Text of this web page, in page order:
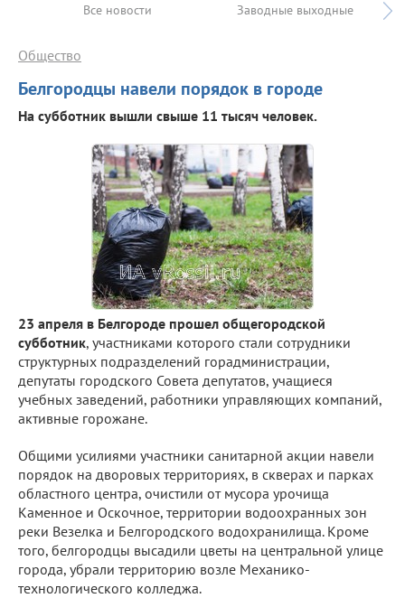
Все новости Заводные выходные
Белгородцы навели порядок в городе
Общество
На субботник вышли свыше 11 тысяч человек.
23 апреля в Белгороде прошел общегородской
субботник, участниками которого стали сотрудники
структурных подразделений горадминистрации,
депутаты городского Совета депутатов, учащиеся
учебных заведений, работники управляющих компаний,
активные горожане.
Общими усилиями участники санитарной акции навели
порядок на дворовых территориях, в скверах и парках
областного центра, очистили от мусора урочища
Каменное и Оскочное, территории водоохранных зон
реки Везелка и Белгородского водохранилища. Кроме
того, белгородцы высадили цветы на центральной улице
города, убрали территорию возле Механико-
технологического колледжа.